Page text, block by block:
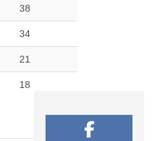
38
34
21
18